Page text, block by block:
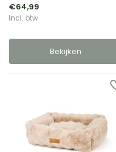
€64,99
Incl. btw
Bekijken